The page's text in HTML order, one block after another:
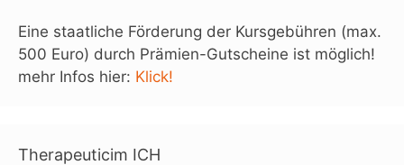
Eine staatliche Förderung der Kursgebühren (max.
500 Euro) durch Prämien-Gutscheine ist möglich!
mehr Infos hier: Klick!
Therapeuticim ICH